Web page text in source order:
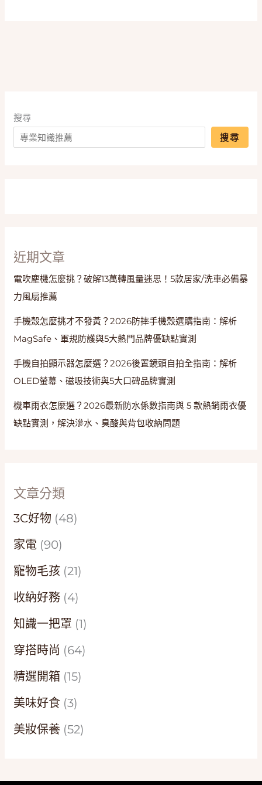
防
護
零
搜尋
搜尋
近期文章
電吹塵機怎麼挑？破解13萬轉風量迷思！5款居家/洗車必備暴
力風扇推薦
手機殼怎麼挑才不發黃？2026防摔手機殼選購指南：解析
MagSafe、軍規防護與5大熱門品牌優缺點實測
手機自拍顯示器怎麼選？2026後置鏡頭自拍全指南：解析
OLED螢幕、磁吸技術與5大口碑品牌實測
機車雨衣怎麼選？2026最新防水係數指南與 5 款熱銷雨衣優
缺點實測，解決滲水、臭酸與背包收納問題
文章分類
3C好物 (48)
家電 (90)
寵物毛孩 (21)
收納好務 (4)
知識一把罩 (1)
穿搭時尚 (64)
精選開箱 (15)
美味好食 (3)
美妝保養 (52)